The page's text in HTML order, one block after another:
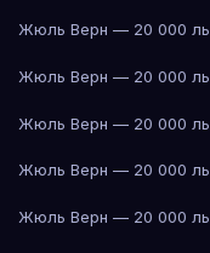
Жюль Верн — 20 000
Жюль Верн — 20 000
Жюль Верн — 20 000
Жюль Верн — 20 000
Жюль Верн — 20 000